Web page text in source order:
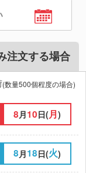
注文する場合
(数量500個程度の場合)
8月10日(月)
8 月18日(火)